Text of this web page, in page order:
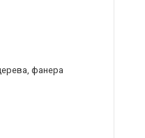
фанера